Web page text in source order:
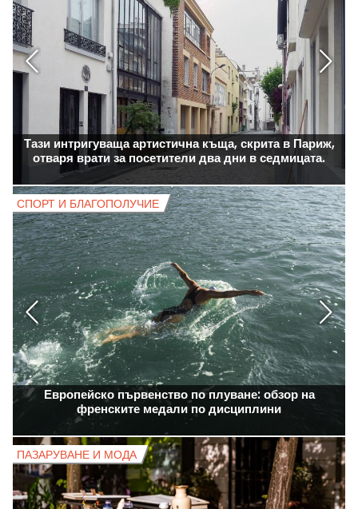
Тази интригуваща артистична къща, скрита в Париж,
отваря врати за посетители два дни в седмицата.
Европейско първенство по плуване: обзор на
френските медали по дисциплини
СПОРТ И БЛАГОПОЛУЧИЕ
ПАЗАРУВАНЕ И МОДА